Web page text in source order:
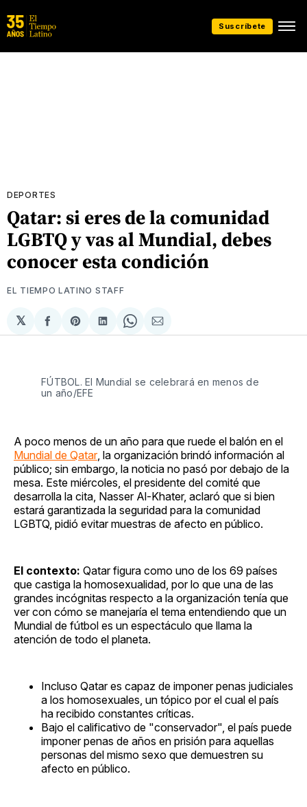
Suscríbete
DEPORTES
Qatar: si eres de la comunidad
LGBTQ y vas al Mundial, debes
conocer esta condición
EL TIEMPO LATINO STAFF
𝕏
Compartir
en
Share
on
Compartir
en
Share
on
Compartir
via
FÚTBOL. El Mundial se celebrará en menos de
un año/EFE
A poco menos de un año para que ruede el balón en el
Mundial de Qatar, la organización brindó información al
público; sin embargo, la noticia no pasó por debajo de la
mesa. Este miércoles, el presidente del comité que
desarrolla la cita, Nasser Al-Khater, aclaró que si bien
estará garantizada la seguridad para la comunidad
LGBTQ, pidió evitar muestras de afecto en público.
El contexto: Qatar figura como uno de los 69 países
que castiga la homosexualidad, por lo que una de las
grandes incógnitas respecto a la organización tenía que
ver con cómo se manejaría el tema entendiendo que un
Mundial de fútbol es un espectáculo que llama la
atención de todo el planeta.
Incluso Qatar es capaz de imponer penas judiciales
a los homosexuales, un tópico por el cual el país
ha recibido constantes críticas.
Bajo el calificativo de "conservador", el país puede
imponer penas de años en prisión para aquellas
personas del mismo sexo que demuestren su
afecto en público.